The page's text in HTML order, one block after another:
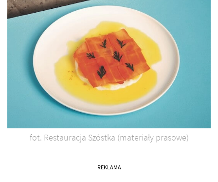
fot. Restauracja Szóstka (materiały prasowe)
REKLAMA